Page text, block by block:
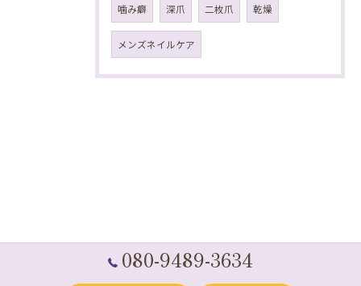
噛み癖 深爪 二枚爪 乾燥
メンズネイルケア
080-9489-3634